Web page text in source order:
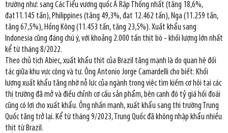
trường như: sang Các Tiểu vương quốc Ả Rập Thống nhất (tăng 18,6%,
đạt11.145 tấn), Philippines (tăng 49,3%, đạt 12.462 tấn), Nga (11.259 tấn,
tăng 67,5%), Hồng Kông (11.453 tấn, tăng 23,5%). Xuất khẩu sang
Indonesia cũng đáng chú ý, với khoảng 2.000 tấn thịt bò - khối lượng lớn nhất
kể từ tháng 8/2022.
Theo chủ tịch Abiec, xuất khẩu thịt của Brazil tăng mạnh là do quan hệ đối
tác giữa khu vực công và tư. Ông Antonio Jorge Camardelli cho biết: Khối
lượng xuất khẩu tăng nhờ nỗ lực của ngành trong việc tìm kiếm cơ hội tại các
thị trường đã mở và điều chỉnh cơ cấu sản phẩm, bên cạnh đó tỷ giá hối đoái
cũng có lợi cho xuất khẩu. Ông nhấn mạnh, xuất khẩu sang thị trường Trung
Quốc tăng trở lại. Kể từ tháng 9/2023, Trung Quốc đã không nhập khẩu nhiều
thịt từ Brazil.